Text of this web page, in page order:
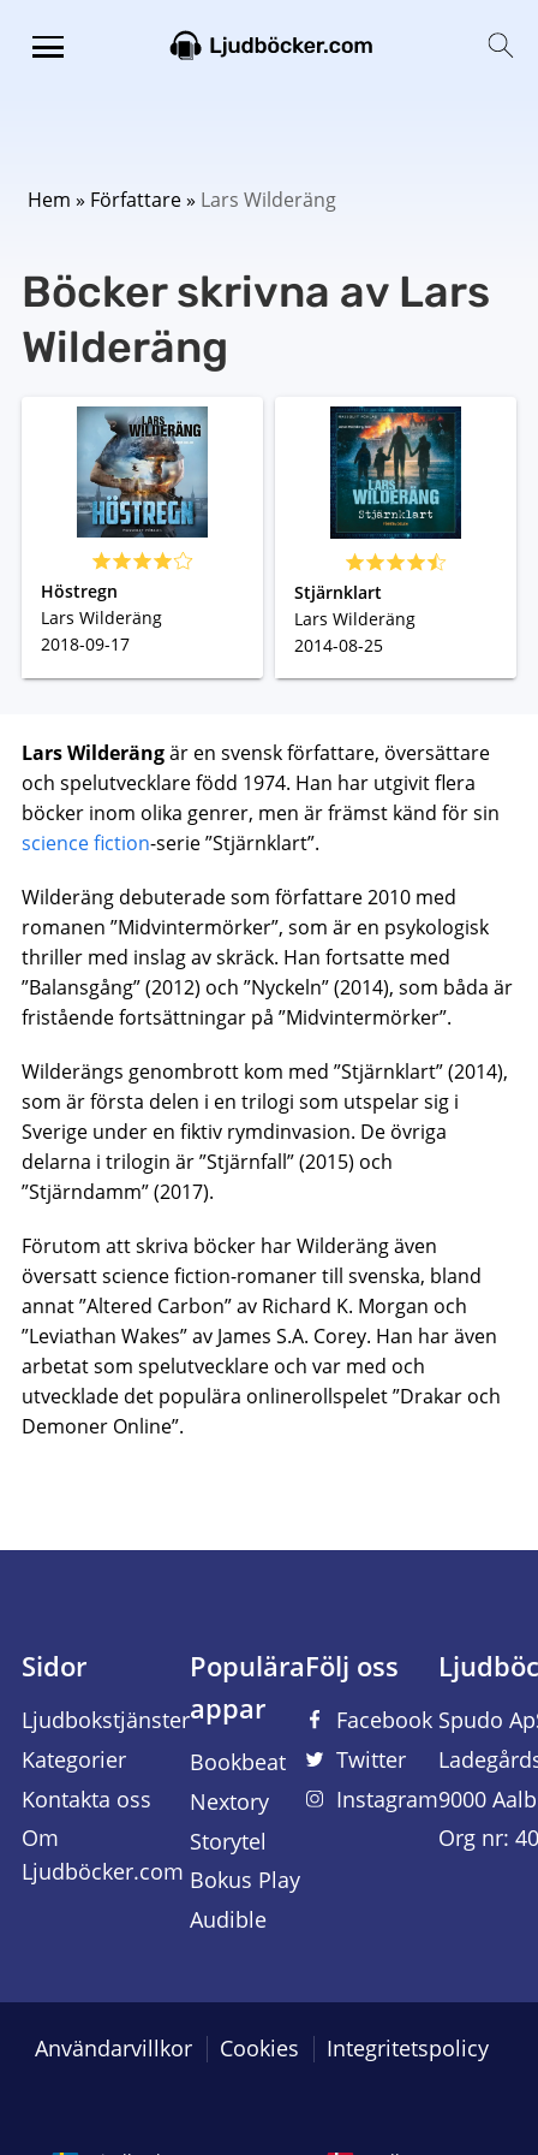
Hem » Författare» Lars Wilderäng
Böcker skrivna av Lars
Wilderäng
Höstregn
Lars Wilderäng
2018-09-17
Stjärnklart
Lars Wilderäng
2014-08-25
Lars Wilderängär en svensk författare, översättare
och spelutvecklare född 1974. Han har utgivit flera
böcker inom olika genrer, men är främst känd för sin
science fiction-serie ”Stjärnklart”.
Wilderäng debuterade som författare 2010 med
romanen ”Midvintermörker”, som är en psykologisk
thriller med inslag av skräck. Han fortsatte med
”Balansgång” (2012) och ”Nyckeln” (2014), som båda är
fristående fortsättningar på ”Midvintermörker”.
Wilderängs genombrott kom med ”Stjärnklart” (2014),
som är första delen i en trilogi som utspelar sig i
Sverige under en fiktiv rymdinvasion. De övriga
delarna i trilogin är ”Stjärnfall” (2015) och
”Stjärndamm” (2017).
Förutom att skriva böcker har Wilderäng även
översatt science fiction-romaner till svenska, bland
annat ”Altered Carbon” av Richard K. Morgan och
”Leviathan Wakes” av James S.A. Corey. Han har även
arbetat som spelutvecklare och var med och
utvecklade det populära onlinerollspelet ”Drakar och
Demoner Online”.
Sidor
Ljudbokstjänster
Kategorier
Kontakta oss
Om
Ljudböcker.com
Populära
appar
Bookbeat
Nextory
Storytel
Bokus Play
Audible
Följ oss
Facebook
Twitter
Instagram
Spudo
9000
Org nr:
Användarvillkor Cookies Integritetspolicy